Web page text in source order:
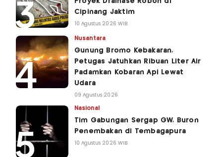
Cipinang Jaktim
10 Agustus 2026 WIB
Nusantara
Gunung Bromo Kebakaran,
Petugas Jatuhkan Ribuan Liter Air
Padamkan Kobaran Api Lewat
Udara
09 Agustus 2026
Nasional
Tim Gabungan Sergap GW, Buron
Penembakan di Tembagapura
10 Agustus 2026 WIB